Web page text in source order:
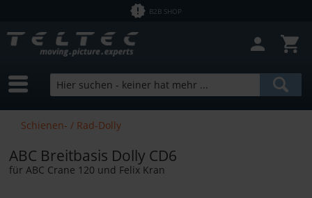
B2B SHOP
Schienen- / Rad-Dolly
ABC Breitbasis Dolly CD6
für ABC Crane 120 und Felix Kran